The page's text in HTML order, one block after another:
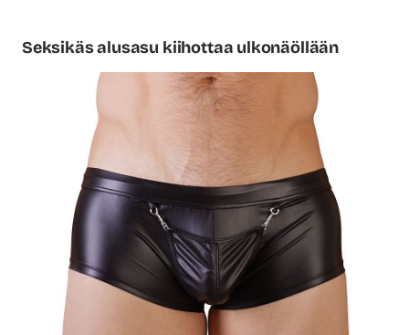
Seksikäs alusasu kiihottaa ulkonäöllään